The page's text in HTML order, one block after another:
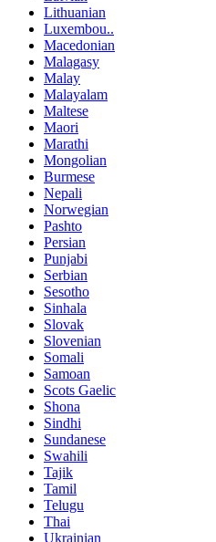
Lithuanian
Luxembou..
Macedonian
Malagasy
Malay
Malayalam
Maltese
Maori
Marathi
Mongolian
Burmese
Nepali
Norwegian
Pashto
Persian
Punjabi
Serbian
Sesotho
Sinhala
Slovak
Slovenian
Somali
Samoan
Scots Gaelic
Shona
Sindhi
Sundanese
Swahili
Tajik
Tamil
Telugu
Thai
Ukrainian